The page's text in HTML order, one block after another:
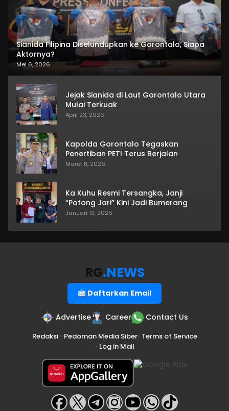
Sianida Filipina Diselundupkan ke Gorontalo, Siapa
Aktornya?
Mei 6, 2026
Jejak Sianida di Laut Gorontalo Utara
Mulai Terkuak
April 23, 2026
Kapolda Gorontalo Tegaskan
Penertiban PETI Terus Berjalan
Maret 8, 2026
Ka Kuhu Resmi Tersangka, Janji
“Potong Jari” Kini Jadi Bumerang
Januari 13, 2026
RG.NEWS
Daftarkan Email
Advertise Career Contact Us
Redaksi• Pedoman Media Siber• Terms of Service
• Log in Mail